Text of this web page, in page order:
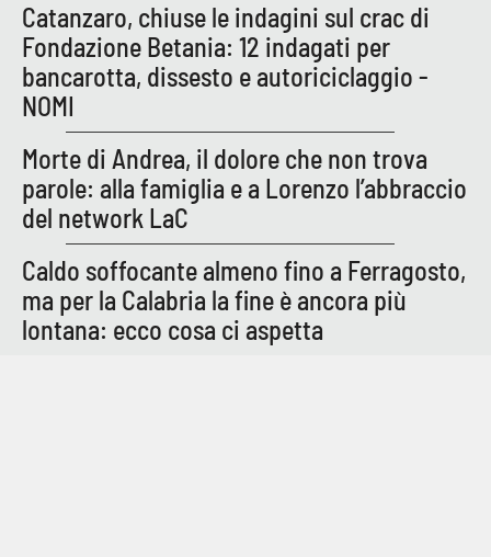
Ilreggino.it
Cosenzachannel.it
Ilvibonese.it
Catanzarochannel.it
APP
Android
Catanzaro, chiuse le indagini sul crac di
Fondazione Betania: 12 indagati per
bancarotta, dissesto e autoriciclaggio -
NOMI
Morte di Andrea, il dolore che non trova
parole: alla famiglia e a Lorenzo l’abbraccio
del network LaC
Caldo soffocante almeno fino a Ferragosto,
ma per la Calabria la fine è ancora più
lontana: ecco cosa ci aspetta